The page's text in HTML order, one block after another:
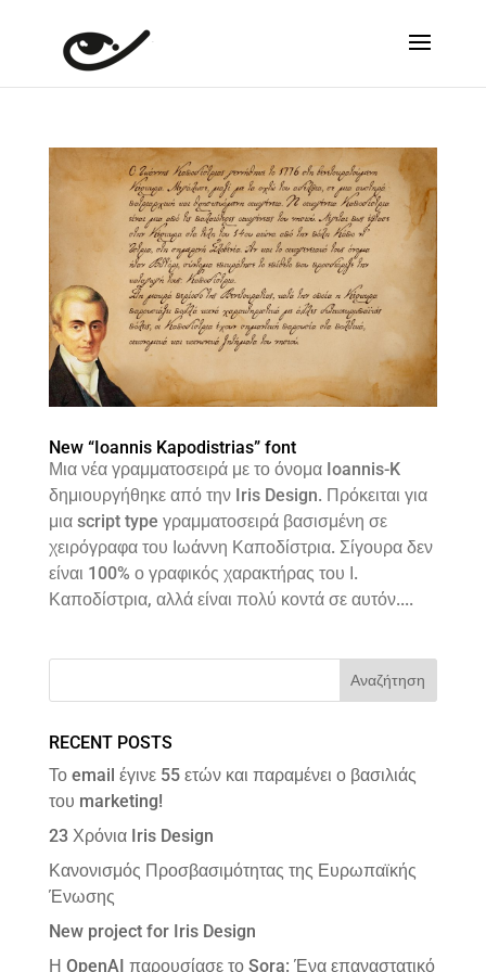
New “Ioannis Kapodistrias” font
Μια νέα γραμματοσειρά με το όνομα Ioannis-K
δημιουργήθηκε από την Iris Design. Πρόκειται για
μια script type γραμματοσειρά βασισμένη σε
χειρόγραφα του Ιωάννη Καποδίστρια. Σίγουρα δεν
είναι 100% ο γραφικός χαρακτήρας του Ι.
Καποδίστρια, αλλά είναι πολύ κοντά σε αυτόν....
RECENT POSTS
Το email έγινε 55 ετών και παραμένει ο βασιλιάς
του marketing!
23 Χρόνια Iris Design
Κανονισμός Προσβασιμότητας της Ευρωπαϊκής
Ένωσης
New project for Iris Design
Η OpenAI παρουσίασε το Sora: Ένα επαναστατικό